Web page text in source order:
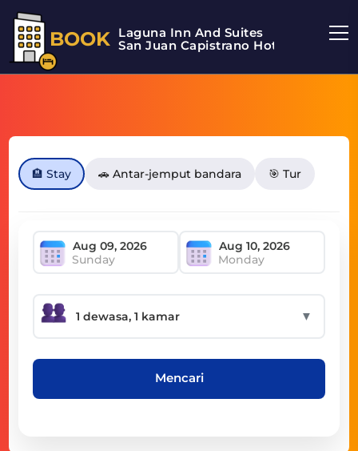
BOOK Laguna Inn And Suites
San Juan Capistrano Hotel
🏨 Stay 🚗 Antar-jemput bandara 🎯 Tur
Sunday Monday
▼
Mencari